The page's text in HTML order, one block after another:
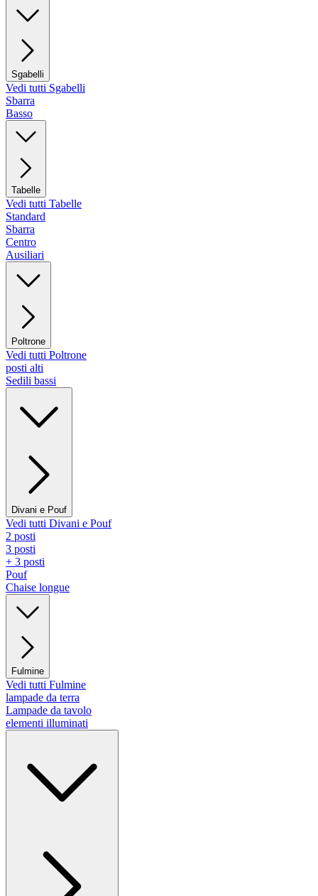
Sgabelli
Vedi tutti Sgabelli
Sbarra
Basso
Tabelle
Vedi tutti Tabelle
Standard
Sbarra
Centro
Ausiliari
Poltrone
Vedi tutti Poltrone
posti alti
Sedili bassi
Divani e Pouf
Vedi tutti Divani e Pouf
2 posti
3 posti
+ 3 posti
Pouf
Chaise longue
Fulmine
Vedi tutti Fulmine
lampade da terra
Lampade da tavolo
elementi illuminati